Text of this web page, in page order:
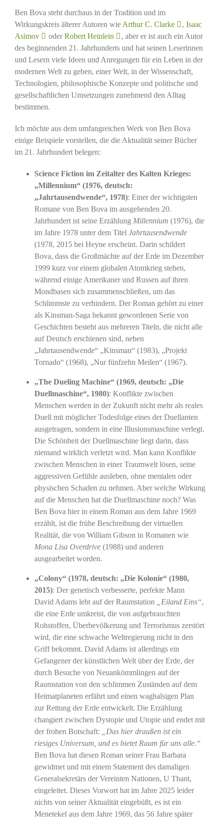
Ben Bova steht durchaus in der Tradition und im
Wirkungskreis älterer Autoren wie Arthur C. Clarke , Isaac
Asimov
oderRobert Heinlein
, aber er ist auch ein Autor
des beginnenden 21. Jahrhunderts und hat seinen Leserinnen
und Lesern viele Ideen und Anregungen für ein Leben in der
modernen Welt zu geben, einer Welt, in der Wissenschaft,
Technologien, philosophische Konzepte und politische und
gesellschaftlichen Umsetzungen zunehmend den Alltag
bestimmen.
Ich möchte aus dem umfangreichen Werk von Ben Bova
einige Beispiele vorstellen, die die Aktualität seiner Bücher
im 21. Jahrhundert belegen:
Science Fiction im Zeitalter des Kalten Krieges:
„Millennium“ (1976, deutsch:
„Jahrtausendwende“, 1978): Einer der wichtigsten
Romane von Ben Bova im ausgehenden 20.
Jahrhundert ist seine Erzählung Millennium (1976), die
im Jahre 1978 unter dem Titel Jahrtausendwende
(1978, 2015 bei Heyne erscheint. Darin schildert
Bova, dass die Großmächte auf der Erde im Dezember
1999 kurz vor einem globalen Atomkrieg stehen,
während einige Amerikaner und Russen auf ihren
Mondbasen sich zusammenschließen, um das
Schlimmste zu verhindern. Der Roman gehört zu einer
als Kinsman-Saga bekannt gewordenen Serie von
Geschichten besteht aus mehreren Titeln, die nicht alle
auf Deutsch erschienen sind, neben
„Jahrtausendwende“ „Kinsman“ (1983), „Projekt
Tornado“ (1968), „Nur fünfzehn Meilen“ (1967).
„The Dueling Machine“ (1969, deutsch: „Die
Duellmaschine“, 1980): Konflikte zwischen
Menschen werden in der Zukunft nicht mehr als reales
Duell mit möglicher Todesfolge eines der Duellanten
ausgetragen, sondern in eine Illusionsmaschine verlegt.
Die Schönheit der Duellmaschine liegt darin, dass
niemand wirklich verletzt wird. Man kann Konflikte
zwischen Menschen in einer Traumwelt lösen, seine
aggressiven Gefühle ausleben, ohne mentalen oder
physischen Schaden zu nehmen. Aber welche Wirkung
auf die Menschen hat die Duellmaschine noch? Was
Ben Bova hier in einem Roman aus dem Jahre 1969
erzählt, ist die frühe Beschreibung der virtuellen
Realität, die von William Gibson in Romanen wie
Mona Lisa Overdrive(1988) und anderen
ausgearbeitet worden.
„Colony“ (1978, deutsch: „Die Kolonie“ (1980,
2015): Der genetisch verbesserte, perfekte Mann
David Adams lebt auf der Raumstation
„Eiland Eins“,
die eine Erde umkreist, die von aufgebrauchten
Rohstoffen, Überbevölkerung und Terrorismus zerstört
wird, die eine schwache Weltregierung nicht in den
Griff bekommt. David Adams ist allerdings ein
Gefangener der künstlichen Welt über der Erde, der
durch Besuche von Neuankömmlingen auf der
Raumstation von den schlimmen Zuständen auf dem
Heimatplaneten erfährt und einen waghalsigen Plan
zur Rettung der Erde entwickelt. Die Erzählung
changiert zwischen Dystopie und Utopie und endet mit
der frohen Botschaft:
„Das hier draußen ist ein
riesiges Universum, und es bietet Raum für uns alle.“
Ben Bova hat diesen Roman seiner Frau Barbara
gewidmet und mit einem Statement des damaligen
Generalsekretärs der Vereinten Nationen, U Thant,
eingeleitet. Dieses Vorwort hat im Jahre 2025 leider
nichts von seiner Aktualität eingebüßt, es ist ein
Menetekel aus dem Jahre 1969, das 56 Jahre später